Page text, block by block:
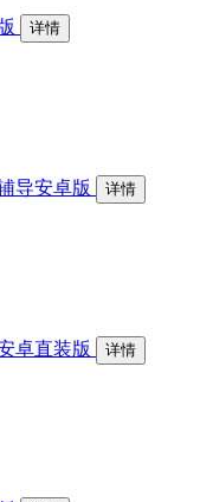
详情
导安卓版 详情
卓直装版 详情